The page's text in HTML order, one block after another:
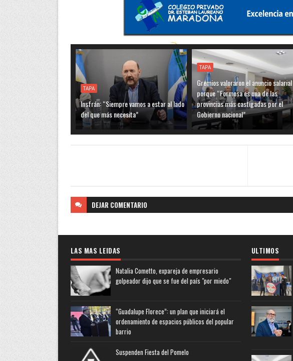
TAPA
Insfrán: “Siempre vamos a estar al lado
del que más necesita”
TAPA
Gremios valoraron el anuncio salarial
porque “Formosa es una de las
provincias más castigadas por el
Gobierno nacional”
DEJAR COMENTARIO
LAS MAS LEIDAS
Natalia Cometto, expareja de empresario
golpeador dijo que se fue del país "por miedo"
“Guadalupe Florece”: un plan que iniciará el
ordenamiento de espacios públicos del popular
barrio
Suspenden Fiesta del Pomelo
ULTIMOS